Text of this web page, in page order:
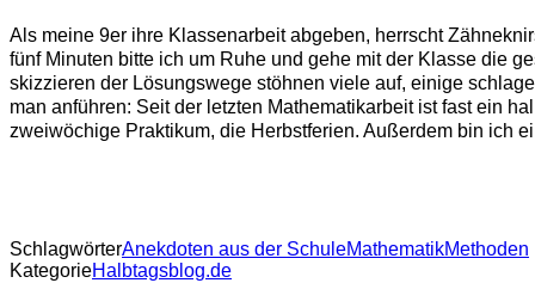
Als meine 9er ihre Klassenarbeit abgeben, herrscht
fünf Minuten bitte ich um Ruhe und gehe mit der Klasse die
skizzieren der Lösungswege stöhnen viele auf, einige
man anführen: Seit der letzten Mathematikarbeit ist fast ein
zweiwöchige Praktikum, die Herbstferien. Außerdem bin ich
SchlagwörterAnekdoten aus der SchuleMathematikMethoden
KategorieHalbtagsblog.de